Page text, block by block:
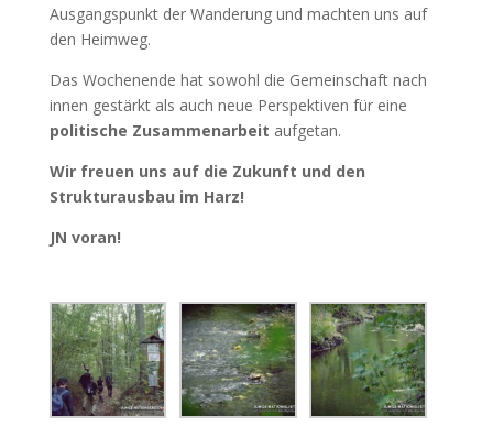
Ausgangspunkt der Wanderung und machten uns auf
den Heimweg.
Das Wochenende hat sowohl die Gemeinschaft nach
innen gestärkt als auch neue Perspektiven für eine
politische Zusammenarbeit aufgetan.
Wir freuen uns auf die Zukunft und den
Strukturausbau im Harz!
JN voran!